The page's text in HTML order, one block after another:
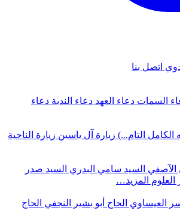
اتصل بنا
السمات دعاء العهد دعاء الندبة دعاء
الكامل التام...) زيارة آل ياسين زيارة الناحية
الآصفي السيد سامي البدري السيد صدر
المزيد…
العيساوي الحاج أبو بشير النجفي الحاج